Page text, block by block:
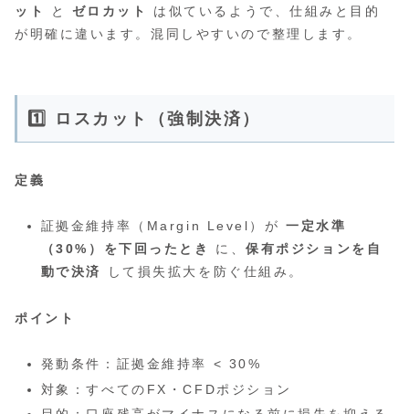
ット
と ゼロカット
は似ているようで、仕組みと目的
が明確に違います。混同しやすいので整理します。
1️⃣ ロスカット（強制決済）
定義
証拠金維持率（Margin Level）が一定水準
（30%）を下回ったとき
に、保有ポジションを自
動で決済
して損失拡大を防ぐ仕組み。
ポイント
発動条件：証拠金維持率 < 30%
対象：すべてのFX・CFDポジション